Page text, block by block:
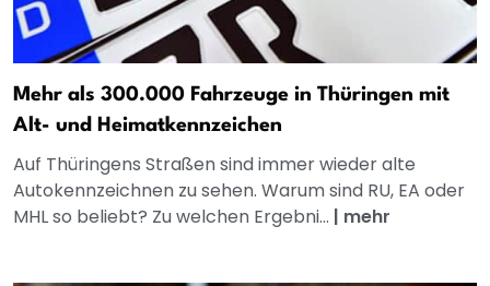
Mehr als 300.000 Fahrzeuge in Thüringen mit
Alt- und Heimatkennzeichen
Auf Thüringens Straßen sind immer wieder alte
Autokennzeichnen zu sehen. Warum sind RU, EA oder
MHL so beliebt? Zu welchen Ergebni... | mehr